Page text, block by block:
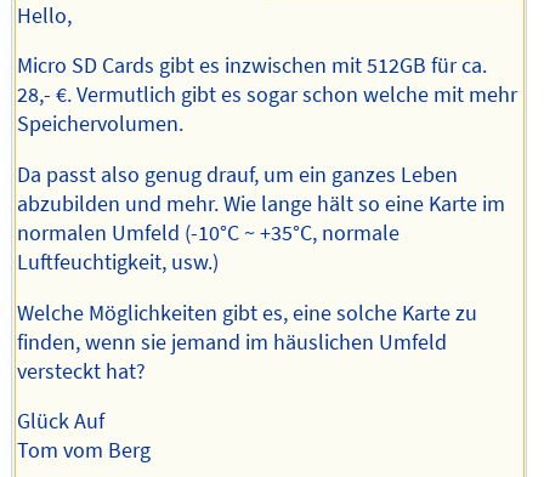
Hello,
Micro SD Cards gibt es inzwischen mit 512GB für ca.
28,- €. Vermutlich gibt es sogar schon welche mit mehr
Speichervolumen.
Da passt also genug drauf, um ein ganzes Leben
abzubilden und mehr. Wie lange hält so eine Karte im
normalen Umfeld (-10°C ~ +35°C, normale
Luftfeuchtigkeit, usw.)
Welche Möglichkeiten gibt es, eine solche Karte zu
finden, wenn sie jemand im häuslichen Umfeld
versteckt hat?
Glück Auf
Tom vom Berg